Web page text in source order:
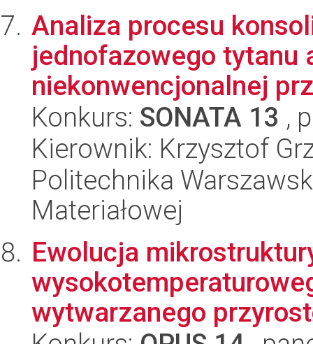
Analiza procesu
jednofazowego tytanu
niekonwencjonalnej
Konkurs: SONATA 13 ,
Kierownik: Krzysztof
Politechnika
Materiałowej
Ewolucja
wytwarzanego